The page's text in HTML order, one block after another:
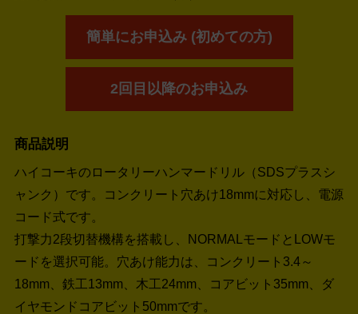
簡単にお申込み (初めての方)
2回目以降のお申込み
商品説明
ハイコーキのロータリーハンマードリル（SDSプラスシ
ャンク）です。コンクリート穴あけ18mmに対応し、電源
コード式です。
打撃力2段切替機構を搭載し、NORMALモードとLOWモ
ードを選択可能。穴あけ能力は、コンクリート3.4～
18mm、鉄工13mm、木工24mm、コアビット35mm、ダ
イヤモンドコアビット50mmです。